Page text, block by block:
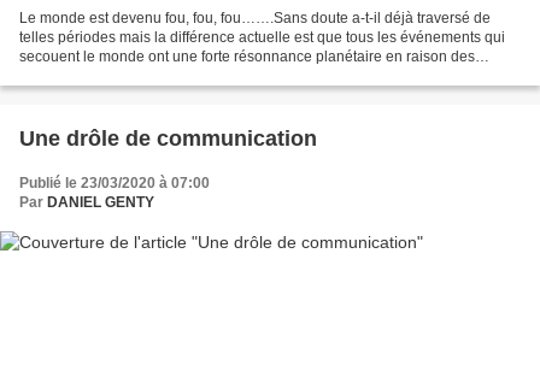
Le monde est devenu fou, fou, fou…….Sans doute a-t-il déjà traversé de
telles périodes mais la différence actuelle est que tous les événements qui
secouent le monde ont une forte résonnance planétaire en raison des
Une drôle de communication
Publié le 23/03/2020 à 07:00
Par DANIEL GENTY